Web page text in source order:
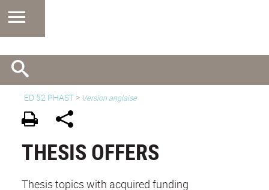
ED 52 PHAST > Version anglaise
THESIS OFFERS
Thesis topics with acquired funding